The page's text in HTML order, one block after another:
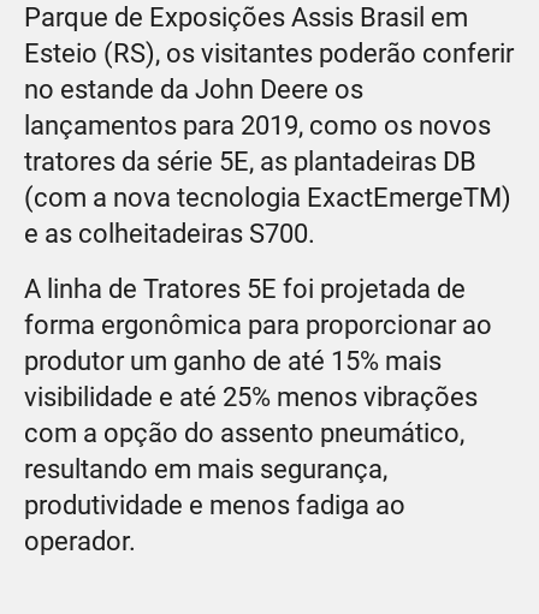
Parque de Exposições Assis Brasil em
Esteio (RS), os visitantes poderão conferir
no estande da John Deere os
lançamentos para 2019, como os novos
tratores da série 5E, as plantadeiras DB
(com a nova tecnologia ExactEmergeTM)
e as colheitadeiras S700.
A linha de Tratores 5E foi projetada de
forma ergonômica para proporcionar ao
produtor um ganho de até 15% mais
visibilidade e até 25% menos vibrações
com a opção do assento pneumático,
resultando em mais segurança,
produtividade e menos fadiga ao
operador.